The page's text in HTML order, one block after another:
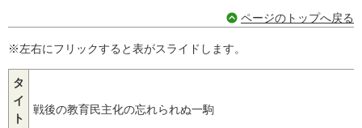
ページのトップへ戻る
※左右にフリックすると表がスライドします。
タ
イ
ト
戦後の教育民主化の忘れられぬ一駒